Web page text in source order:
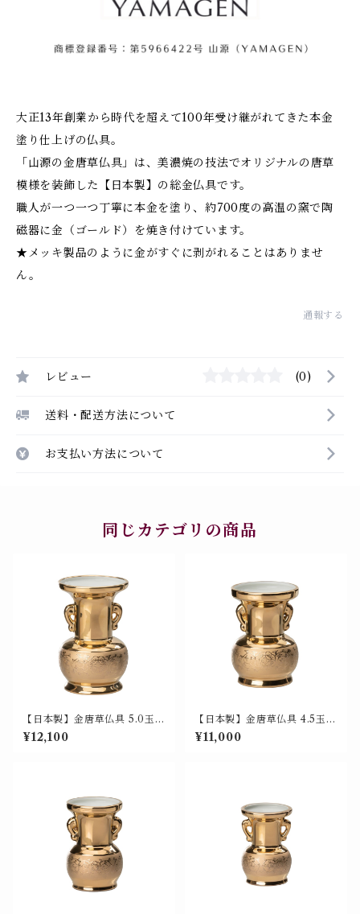
大正13年創業から時代を超えて100年受け継がれてきた本金
塗り仕上げの仏具。
「山源の金唐草仏具」は、美濃焼の技法でオリジナルの唐草
模様を装飾した【日本製】の総金仏具です。
職人が一つ一つ丁寧に本金を塗り、約700度の高温の窯で陶
磁器に金（ゴールド）を焼き付けています。
★メッキ製品のように金がすぐに剥がれることはありませ
ん。
通報する
レビュー (0)
送料・配送方法について
お支払い方法について
同じカテゴリの商品
【日本製】金唐草仏具 5.0玉仏
花（花瓶 / 仏花瓶）美濃焼 山
源 700-001
¥12,100
【日本製】金唐草仏具 4.5玉仏
花（花瓶 / 仏花瓶）美濃焼 山
源 700-002
¥11,000